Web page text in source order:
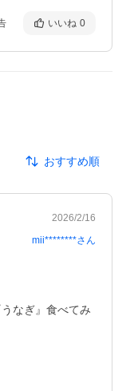
いいね 0
おすすめ順
2026/2/16
mii********さん
なぎ』食べてみ